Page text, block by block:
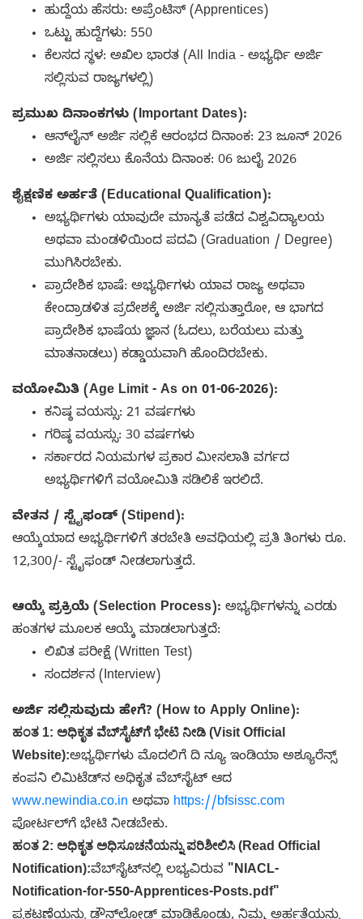
ಹುದ್ದೆಯ ಹೆಸರು: ಅಪ್ರೆಂಟಿಸ್ (Apprentices)
ಒಟ್ಟು ಹುದ್ದೆಗಳು: 550
ಕೆಲಸದ ಸ್ಥಳ: ಅಖಿಲ ಭಾರತ (All India - ಅಭ್ಯರ್ಥಿ ಅರ್ಜಿ
ಸಲ್ಲಿಸುವ ರಾಜ್ಯಗಳಲ್ಲಿ)
ಪ್ರಮುಖ ದಿನಾಂಕಗಳು (Important Dates):
ಆನ್‌ಲೈನ್ ಅರ್ಜಿ ಸಲ್ಲಿಕೆ ಆರಂಭದ ದಿನಾಂಕ: 23 ಜೂನ್ 2026
ಅರ್ಜಿ ಸಲ್ಲಿಸಲು ಕೊನೆಯ ದಿನಾಂಕ: 06 ಜುಲೈ 2026
ಶೈಕ್ಷಣಿಕ ಅರ್ಹತೆ (Educational Qualification):
ಅಭ್ಯರ್ಥಿಗಳು ಯಾವುದೇ ಮಾನ್ಯತೆ ಪಡೆದ ವಿಶ್ವವಿದ್ಯಾಲಯ
ಅಥವಾ ಮಂಡಳಿಯಿಂದ ಪದವಿ (Graduation / Degree)
ಮುಗಿಸಿರಬೇಕು.
ಪ್ರಾದೇಶಿಕ ಭಾಷೆ: ಅಭ್ಯರ್ಥಿಗಳು ಯಾವ ರಾಜ್ಯ ಅಥವಾ
ಕೇಂದ್ರಾಡಳಿತ ಪ್ರದೇಶಕ್ಕೆ ಅರ್ಜಿ ಸಲ್ಲಿಸುತ್ತಾರೋ, ಆ ಭಾಗದ
ಪ್ರಾದೇಶಿಕ ಭಾಷೆಯ ಜ್ಞಾನ (ಓದಲು, ಬರೆಯಲು ಮತ್ತು
ಮಾತನಾಡಲು) ಕಡ್ಡಾಯವಾಗಿ ಹೊಂದಿರಬೇಕು.
ವಯೋಮಿತಿ (Age Limit - As on 01-06-2026):
ಕನಿಷ್ಠ ವಯಸ್ಸು: 21 ವರ್ಷಗಳು
ಗರಿಷ್ಠ ವಯಸ್ಸು: 30 ವರ್ಷಗಳು
ಸರ್ಕಾರದ ನಿಯಮಗಳ ಪ್ರಕಾರ ಮೀಸಲಾತಿ ವರ್ಗದ
ಅಭ್ಯರ್ಥಿಗಳಿಗೆ ವಯೋಮಿತಿ ಸಡಿಲಿಕೆ ಇರಲಿದೆ.
ವೇತನ / ಸ್ಟೈಫಂಡ್ (Stipend):
ಆಯ್ಕೆಯಾದ ಅಭ್ಯರ್ಥಿಗಳಿಗೆ ತರಬೇತಿ ಅವಧಿಯಲ್ಲಿ ಪ್ರತಿ ತಿಂಗಳು ರೂ.
12,300/- ಸ್ಟೈಫಂಡ್ ನೀಡಲಾಗುತ್ತದೆ.
ಆಯ್ಕೆ ಪ್ರಕ್ರಿಯೆ (Selection Process): ಅಭ್ಯರ್ಥಿಗಳನ್ನು ಎರಡು
ಹಂತಗಳ ಮೂಲಕ ಆಯ್ಕೆ ಮಾಡಲಾಗುತ್ತದೆ:
ಲಿಖಿತ ಪರೀಕ್ಷೆ (Written Test)
ಸಂದರ್ಶನ (Interview)
ಅರ್ಜಿ ಸಲ್ಲಿಸುವುದು ಹೇಗೆ? (How to Apply Online):
ಹಂತ 1: ಅಧಿಕೃತ ವೆಬ್‌ಸೈಟ್‌ಗೆ ಭೇಟಿ ನೀಡಿ (Visit Official
Website):ಅಭ್ಯರ್ಥಿಗಳು ಮೊದಲಿಗೆ ದಿ ನ್ಯೂ ಇಂಡಿಯಾ ಅಶ್ಯೂರೆನ್ಸ್
ಕಂಪನಿ ಲಿಮಿಟೆಡ್‌ನ ಅಧಿಕೃತ ವೆಬ್‌ಸೈಟ್ ಆದ
www.newindia.co.in ಅಥವಾ https://bfsissc.com
ಪೋರ್ಟಲ್‌ಗೆ ಭೇಟಿ ನೀಡಬೇಕು.
ಹಂತ 2: ಅಧಿಕೃತ ಅಧಿಸೂಚನೆಯನ್ನು ಪರಿಶೀಲಿಸಿ (Read Official
Notification):ವೆಬ್‌ಸೈಟ್‌ನಲ್ಲಿ ಲಭ್ಯವಿರುವ "NIACL-
Notification-for-550-Apprentices-Posts.pdf"